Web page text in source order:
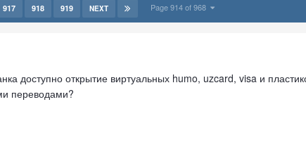
917 918 919 NEXT Page 914 of 968
доступно открытие виртуальных humo, uzcard, visa и
переводами?